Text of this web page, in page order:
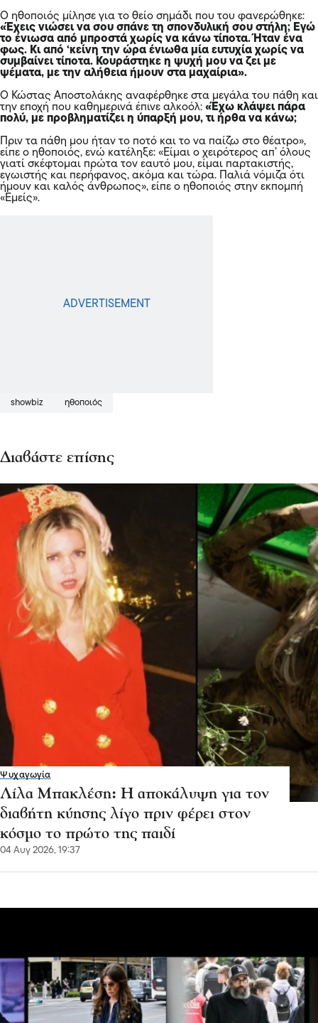
Ο ηθοποιός μίλησε για το θείο σημάδι που του φανερώθηκε:
«Έχεις νιώσει να σου σπάνε τη σπονδυλική σου στήλη; Εγώ
το ένιωσα από μπροστά χωρίς να κάνω τίποτα. Ήταν ένα
φως. Κι από ‘κείνη την ώρα ένιωθα μία ευτυχία χωρίς να
συμβαίνει τίποτα. Κουράστηκε η ψυχή μου να ζει με
ψέματα, με την αλήθεια ήμουν στα μαχαίρια».
Ο Κώστας Αποστολάκης αναφέρθηκε στα μεγάλα του πάθη και
την εποχή που καθημερινά έπινε αλκοόλ: «Έχω κλάψει πάρα
πολύ, με προβληματίζει η ύπαρξή μου, τι ήρθα να κάνω;
Πριν τα πάθη μου ήταν το ποτό και το να παίζω στο θέατρο»,
είπε ο ηθοποιός, ενώ κατέληξε: «Είμαι ο χειρότερος απ’ όλους
γιατί σκέφτομαι πρώτα τον εαυτό μου, είμαι παρτακιστής,
εγωιστής και περήφανος, ακόμα και τώρα. Παλιά νόμιζα ότι
ήμουν και καλός άνθρωπος», είπε ο ηθοποιός στην εκπομπή
«Εμείς».
showbiz ηθοποιός
Διαβάστε επίσης
Ψυχαγωγία
Λίλα Μπακλέση: Η αποκάλυψη για τον
διαβήτη κύησης λίγο πριν φέρει στον
κόσμο το πρώτο της παιδί
04 Αυγ 2026, 19:37